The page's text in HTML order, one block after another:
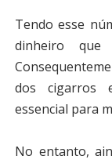
Tendo esse
dinheiro que
dos cigarros
essencial para
No entanto,